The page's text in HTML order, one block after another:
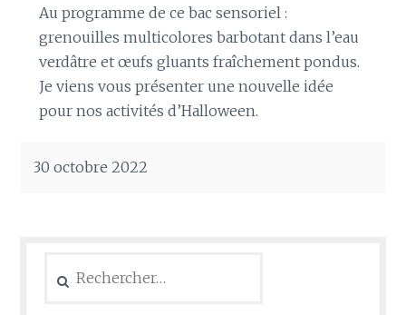
Au programme de ce bac sensoriel :
grenouilles multicolores barbotant dans l’eau
verdâtre et œufs gluants fraîchement pondus.
Je viens vous présenter une nouvelle idée
pour nos activités d’Halloween.
30 octobre 2022